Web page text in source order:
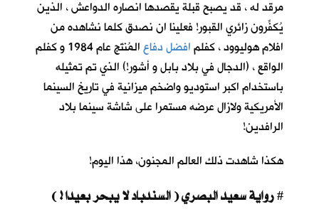
مرقد له ، قد يصبح قبلة يقصدها انصاره الدواعش ، الذين
يُكفِّرون زائري القبور! فعلينا ان نصدق كلما نشاهده من
افلام هوليوود ، كفلمافضل دفاع
المُنتَج عام 1984 و كفلم
الواقع ، (الدجال في بلاد بابل و أشور!) الذي تم تمثيله
باستخدام اكبر استوديو واضخم ميزانية في تاريخ السينما
الأمريكية ولازال عرضه مستمرا على شاشة سينما بلاد
الرافدين!
هكذا شاهدت ذلك العالم المجنون، هذا اليوم!
#